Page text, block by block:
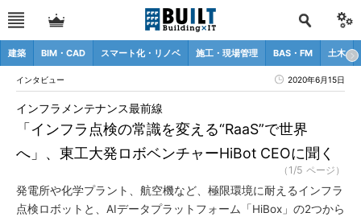
建築 BIM・CAD スマート化・リノベ 施工・現場管理 BAS・FM 土木
インタビュー 2020年6月15日
「インフラ点検の常識を変える“RaaS”で世界
へ」、東工大発ロボベンチャーHiBot CEOに聞く
インフラメンテナンス最前線
（1/5 ページ）
発電所や化学プラント、航空機など、極限環境に耐えるインフラ
点検ロボットと、AIデータプラットフォーム「HiBox」の2つから